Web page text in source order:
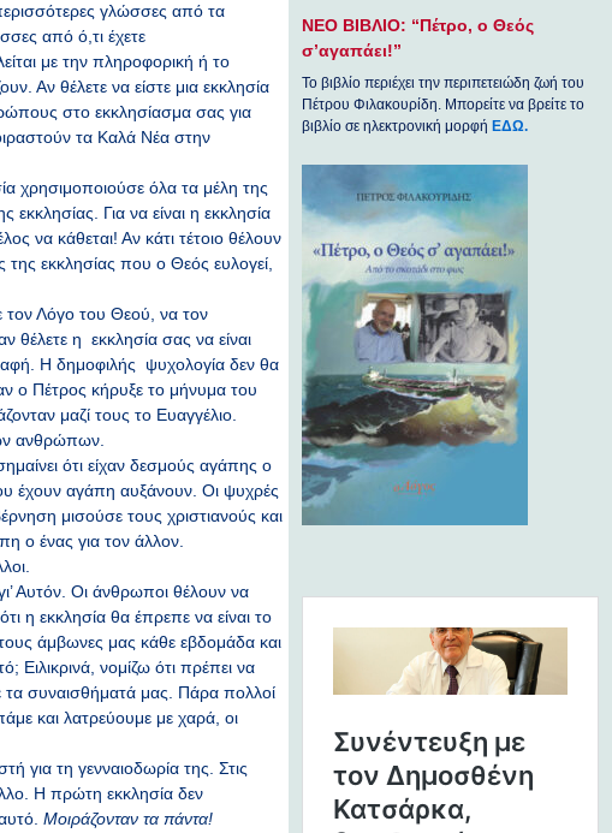
γλώσσες από τα
από ό,τι έχετε
με την πληροφορική ή το
Αν θέλετε να είστε μια εκκλησία
στο εκκλησίασμα σας για
τα Καλά Νέα στην
χρησιμοποιούσε όλα τα μέλη της
Για να είναι η εκκλησία
να κάθεται! Αν κάτι τέτοιο θέλουν
εκκλησίας που ο Θεός ευλογεί,
Λόγο του Θεού, να τον
θέλετε η εκκλησία σας να είναι
Η δημοφιλής ψυχολογία δεν θα
ο Πέτρος κήρυξε το μήνυμα του
μαζί τους το Ευαγγέλιο.
ανθρώπων.
ότι είχαν δεσμούς αγάπης ο
έχουν αγάπη αυξάνουν. Οι ψυχρές
μισούσε τους χριστιανούς και
ο ένας για τον άλλον.
Αυτόν. Οι άνθρωποι θέλουν να
η εκκλησία θα έπρεπε να είναι το
άμβωνες μας κάθε εβδομάδα και
νομίζω ότι πρέπει να
τα συναισθήματά μας. Πάρα πολλοί
και λατρεύουμε με χαρά, οι
για τη γενναιοδωρία της. Στις
Η πρώτη εκκλησία δεν
Μοιράζονταν τα πάντα!
ΝΕΟ ΒΙΒΛΙΟ: “Πέτρο, ο Θεός
σ’αγαπάει!”
Το βιβλίο περιέχει την περιπετειώδη ζωή του
Πέτρου Φιλακουρίδη. Μπορείτε να βρείτε το
βιβλίο σε ηλεκτρονική μορφήΕΔΩ.